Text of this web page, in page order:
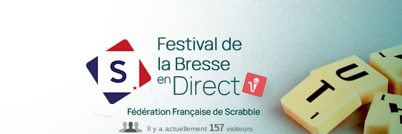
Il y a actuellement 157 visiteurs